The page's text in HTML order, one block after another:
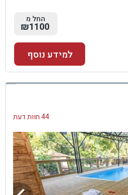
החל מ
₪1100
למידע נוסף
44 חוות דעת